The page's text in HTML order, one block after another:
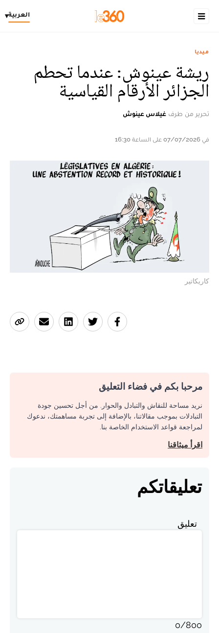
العربية▾
ميديا
ريشة عينوش: عندما تحطم
الجزائر الأرقام القياسية
تحرير من طرف غيلاس عينوش
في 07/07/2026 على الساعة 16:30
كاريكاتير
مرحبا بكم في فضاء التعليق
نريد مساحة للنقاش والتبادل والحوار. من أجل تحسين جودة
التبادلات بموجب مقالاتنا، بالإضافة إلى تجربة مساهمتك، ندعوك
لمراجعة قواعد الاستخدام الخاصة بنا.
اقرأ ميثاقنا
تعليقاتكم
تعليق
0/800